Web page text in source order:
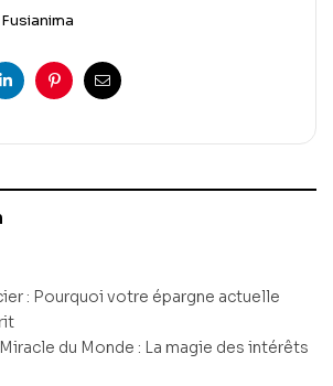
LinkedinPinterestEmail
: Pourquoi votre épargne actuelle
du Monde : La magie des intérêts